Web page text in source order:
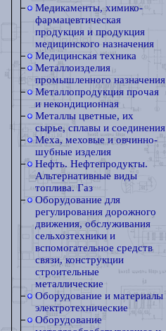
Медикаменты, химико-
фармацевтическая
продукция и продукция
медицинского назначения
Медицинская техника
Металлоизделия
промышленного назначения
Металлопродукция прочая
и некондиционная
Металлы цветные, их
сырье, сплавы и соединения
Меха, меховые и овчинно-
шубные изделия
Нефть. Нефтепродукты.
Альтернативные виды
топлива. Газ
Оборудование для
регулирования дорожного
движения, обслуживания
сельхозтехники и
вспомогательное средств
связи, конструкции
строительные
металлические
Оборудование и материалы
электротехнические
Оборудование